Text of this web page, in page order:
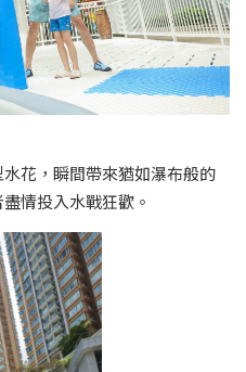
花，瞬間帶來猶如瀑布般的
情投入水戰狂歡。